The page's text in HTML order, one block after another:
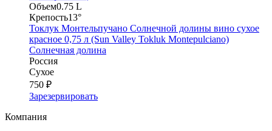
Объем0.75 L
Крепость13°
Токлук Монтельпучано Солнечной долины вино сухое
красное 0,75 л (Sun Valley Tokluk Montepulciano)
Солнечная долина
Россия
Сухое
750 ₽
Зарезервировать
Компания